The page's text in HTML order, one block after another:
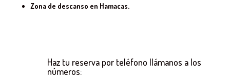
Zona de descanso en Hamacas.
Haz tu reserva por teléfono llámanos a los
números: